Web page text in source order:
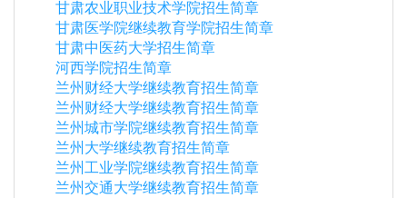
甘肃农业职业技术学院招生简章
甘肃医学院继续教育学院招生简章
甘肃中医药大学招生简章
河西学院招生简章
兰州财经大学继续教育招生简章
兰州财经大学继续教育招生简章
兰州城市学院继续教育招生简章
兰州大学继续教育招生简章
兰州工业学院继续教育招生简章
兰州交通大学继续教育招生简章